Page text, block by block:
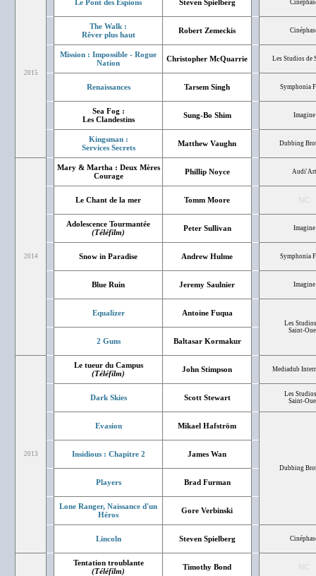
2015
Le Pont des Espions Steven Spielberg
The Walk :
Rêver plus haut
Robert Zemeckis
Mission : Impossible - Rogue
Nation
Christopher McQuarrie Les Studios de
Renaissances Tarsem Singh Symphonia
Sea Fog :
Les Clandestins
Sung-Bo Shim Imagine
Kingsman :
Services Secrets
Matthew Vaughn Dubbing
2014
Mary & Martha : Deux Mères
Courage
Phillip Noyce Audi'Art
Le Chant de la mer Tomm Moore NC
Adolescence Tourmantée
(Téléfilm)
Peter Sullivan Imagine
Snow in Paradise Andrew Hulme Symphonia
Blue Ruin Jeremy Saulnier Imagine
Equalizer Antoine Fuqua
Les
Saint-
2 Guns Baltasar Kormakur
2013
Le tueur du Campus
(Téléfilm)
John Stimpson Mediadub
Dark Skies Scott Stewart
Les
Saint-
Evasion Mikael Hafström
Dubbing
Insidious : Chapitre 2 James Wan
Players Brad Furman
Lone Ranger, Naissance d'un
Héros
Gore Verbinski
Lincoln Steven Spielberg
Tentation troublante
(Téléfilm)
Timothy Bond NC